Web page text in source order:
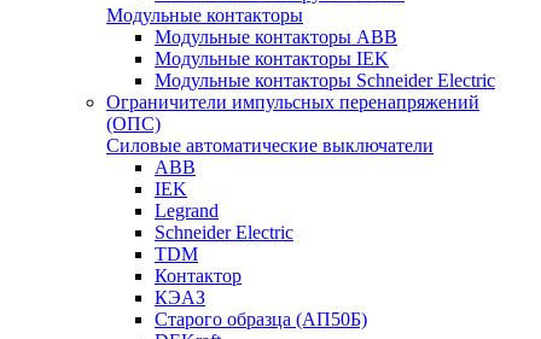
Модульные контакторы
Модульные контакторы ABB
Модульные контакторы IEK
Модульные контакторы Schneider Electric
Ограничители импульсных перенапряжений
(ОПС)
Силовые автоматические выключатели
ABB
IEK
Legrand
Schneider Electric
TDM
Контактор
КЭАЗ
Старого образца (АП50Б)